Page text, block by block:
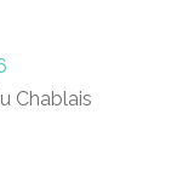
Chablais